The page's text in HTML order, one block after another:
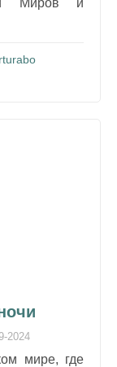
Миров и
2024
мире, где